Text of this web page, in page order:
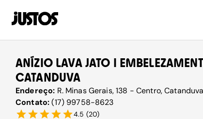
ANÍZIO LAVA JATO I
CATANDUVA
Endereço: R. Minas Gerais, 138 - Centro,
Contato:(17) 99758-8623
4.5 (20)